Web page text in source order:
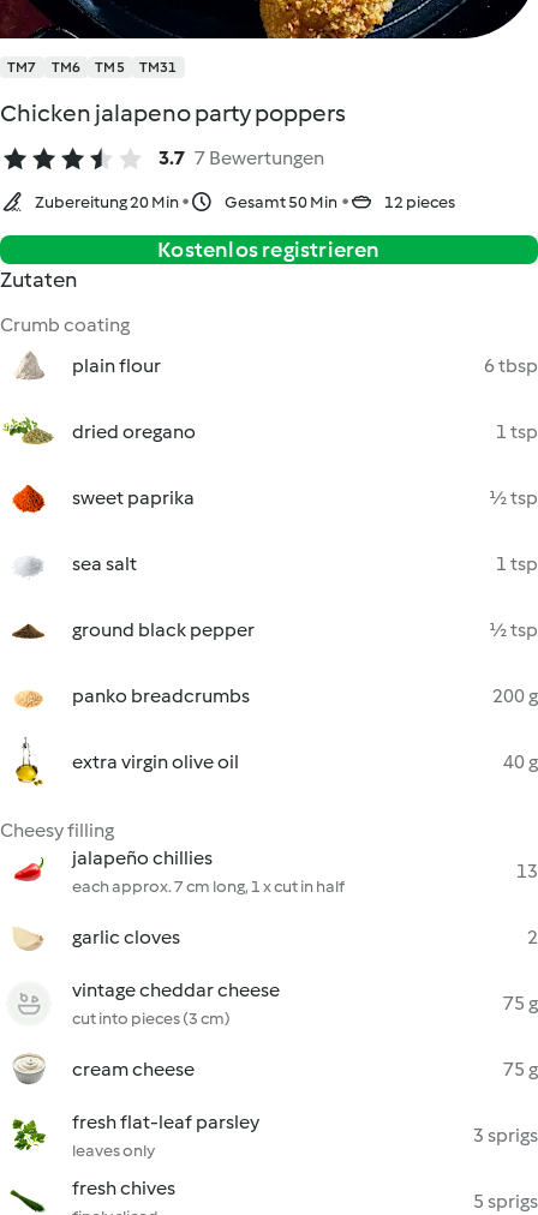
TM7 TM6 TM5 TM31
Chicken jalapeno party poppers
3.7 7 Bewertungen
Zubereitung 20 Min Gesamt 50 Min 12 pieces
Kostenlos registrieren
Zutaten
Crumb coating
plain flour
6 tbsp
dried oregano 1 tsp
sweet paprika ½ tsp
sea salt 1 tsp
ground black pepper ½ tsp
panko breadcrumbs 200 g
extra virgin olive oil 40 g
Cheesy filling
jalapeño chillies
each approx. 7 cm long, 1 x cut in half
13
garlic cloves 2
vintage cheddar cheese
cut into pieces (3 cm)
75 g
cream cheese 75 g
fresh flat-leaf parsley
leaves only
3 sprigs
fresh chives
5 sprigs